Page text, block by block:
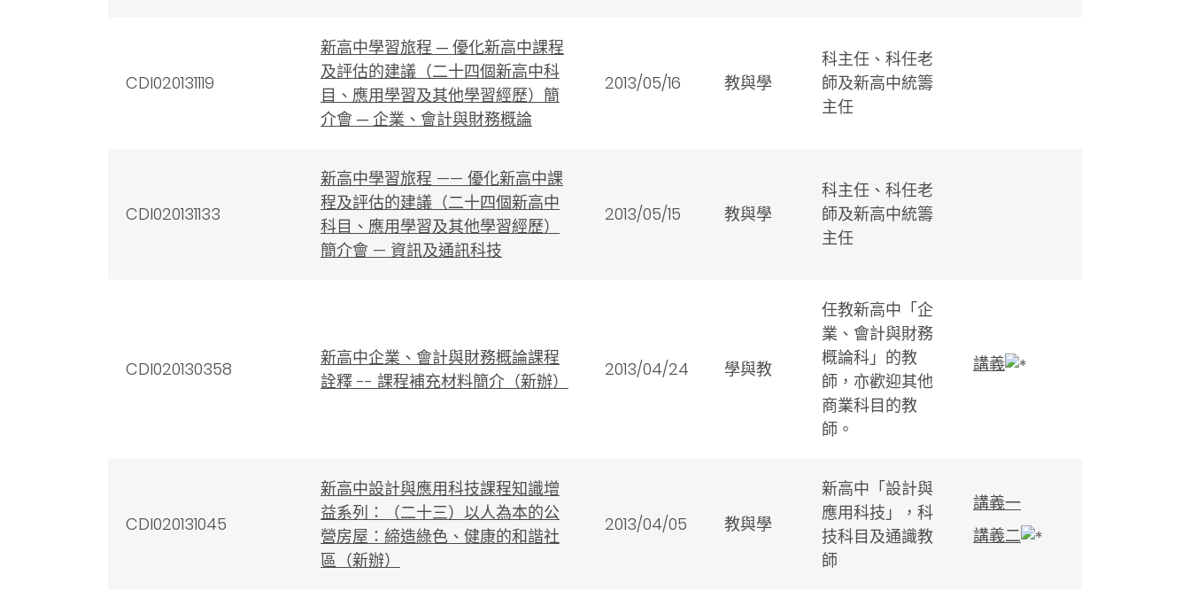
CDI020131119
新高中學習旅程 ─ 優化新高中課程
及評估的建議（二十四個新高中科
目、應用學習及其他學習經歷）簡
介會 ─ 企業、會計與財務概論
2013/05/16 教與學
科主任、科任老
師及新高中統籌
主任
CDI020131133
新高中學習旅程 —— 優化新高中課
程及評估的建議（二十四個新高中
科目、應用學習及其他學習經歷）
簡介會 — 資訊及通訊科技
2013/05/15 教與學
科主任、科任老
師及新高中統籌
主任
CDI020130358
新高中企業、會計與財務概論課程
詮釋 -- 課程補充材料簡介（新辦）
2013/04/24 學與教
任教新高中「企
業、會計與財務
概論科」的教
師，亦歡迎其他
商業科目的教
師。
講義
CDI020131045
新高中設計與應用科技課程知識增
益系列：（二十三）以人為本的公
營房屋：締造綠色、健康的和諧社
區（新辦）
2013/04/05 教與學
新高中「設計與
應用科技」，科
技科目及通識教
師
講義一
講義二